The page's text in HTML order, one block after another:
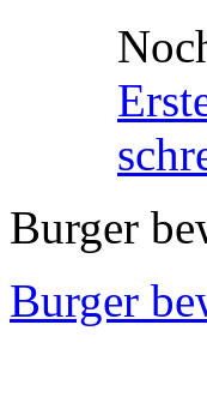
Burger
Burger